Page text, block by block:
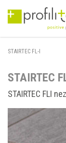
STAIRTEC FL-I
STAIRTEC
STAIRTEC FLI